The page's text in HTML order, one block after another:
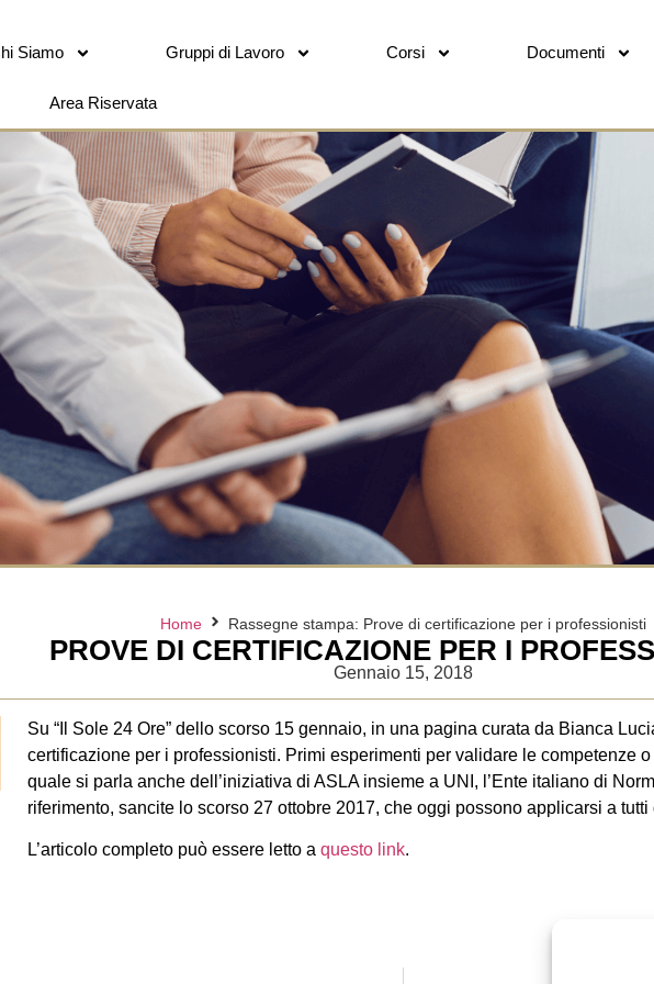
Siamo Gruppi di Lavoro Corsi Documenti
Area Riservata
Home Rassegne stampa: Prove di certificazione per i professionisti
PROVE DI CERTIFICAZIONE PER I
Gennaio 15, 2018
Su “Il Sole 24 Ore” dello scorso 15 gennaio, in una pagina curata da Bianca
certificazione per i professionisti. Primi esperimenti per validare le competenze
quale si parla anche dell’iniziativa di ASLA insieme a UNI, l’Ente italiano di
riferimento, sancite lo scorso 27 ottobre 2017, che oggi possono applicarsi a
L’articolo completo può essere letto a questo link.